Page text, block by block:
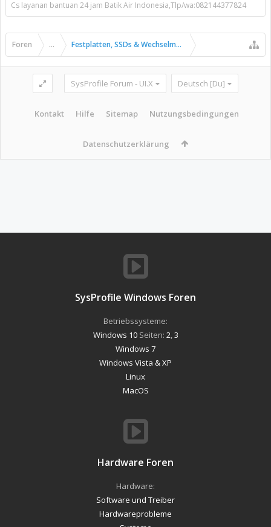
Cs layanan bantuan 24 jam Batik Air Indonesia,Tlp/wa:082144377824
Foren ... Festplatten, SSDs & Wechselmedien
SysProfile Forum - UI.X Deutsch [Du]
Kontakt Hilfe Sitemap Nutzungsbedingungen
Datenschutzerklärung
SysProfile Windows Foren
Betriebssysteme:
Windows 10Seiten: 2 3
Windows 7
Windows Vista & XP
Linux
MacOS
Hardware Foren
Hardware:
Software und Treiber
Hardwareprobleme